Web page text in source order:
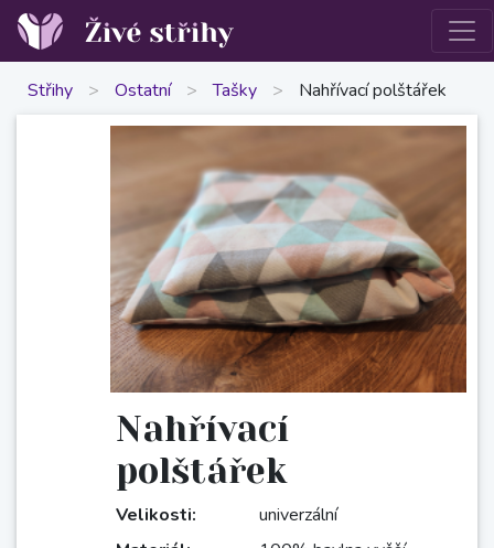
Střihy > Ostatní > Tašky > Nahřívací polštářek
Nahřívací
polštářek
Velikosti:
univerzální